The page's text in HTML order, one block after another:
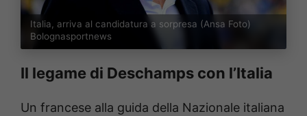
Italia, arriva al candidatura a sorpresa (Ansa Foto)
Bolognasportnews
Il legame di Deschamps con l’Italia
Un francese alla guida della Nazionale italiana